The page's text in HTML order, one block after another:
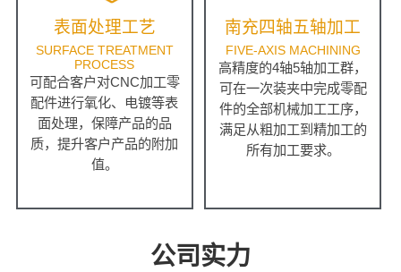
表面处理工艺
SURFACE TREATMENT
PROCESS
可配合客户对CNC加工零
配件进行氧化、电镀等表
面处理，保障产品的品
质，提升客户产品的附加
值。
南充四轴五轴加工
FIVE-AXIS MACHINING
高精度的4轴5轴加工群，
可在一次装夹中完成零配
件的全部机械加工工序，
满足从粗加工到精加工的
所有加工要求。
公司实力